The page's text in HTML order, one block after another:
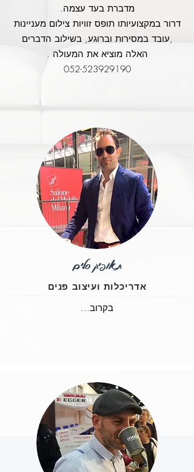
מדברת בעד עצמה.
דרור במקצועיותו תופס זוויות צילום מעניינות
,עובד במסירות וברוגע, בשילוב הדברים
האלה מוציא את המעולה .
052-523929190
תאופיק סלים
אדריכלות ועיצוב פנים
...בקרוב